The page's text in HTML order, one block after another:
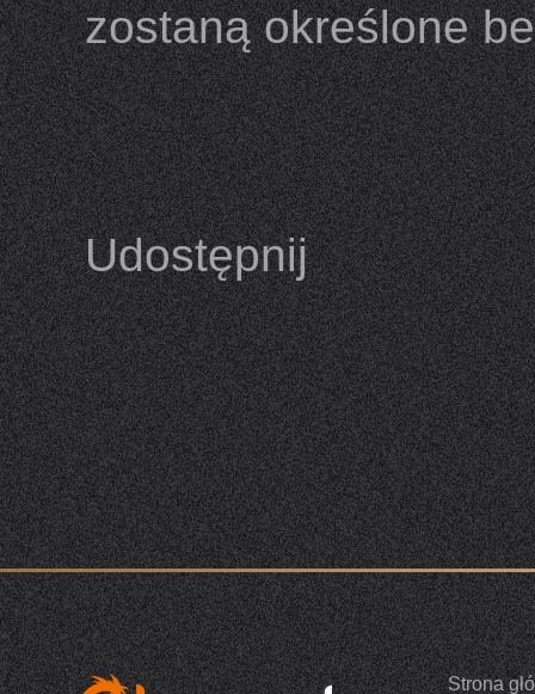
zostaną określone
Udostępnij
Strona